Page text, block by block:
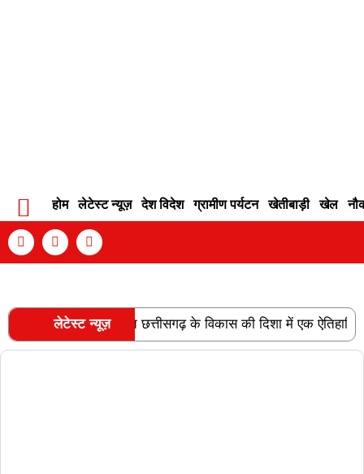
होम लेटेस्ट न्यूज़ देश विदेश ग्रामीण पर्यटन खेतीबाड़ी खेल
लेटेस्ट न्यूज़
लाइन की स्वीकृति छत्तीसगढ़ के विकास की दिशा में एक ऐतिहासिक
RECENT POSTS